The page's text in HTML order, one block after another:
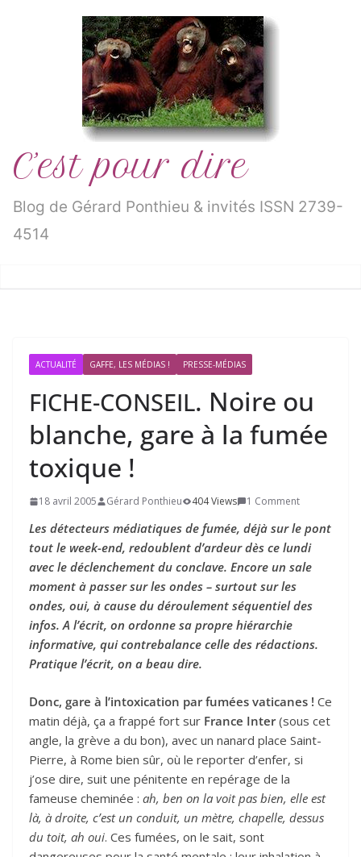
C’est pour dire
Blog de Gérard Ponthieu & invités ISSN 2739-
4514
ACTUALITÉ GAFFE, LES MÉDIAS ! PRESSE-MÉDIAS
FICHE-CONSEIL. Noire ou
blanche, gare à la fumée
toxique !
18 avril 2005 Gérard Ponthieu 404 Views 1 Comment
Les détecteurs médiatiques de fumée, déjà sur le pont
tout le week-end, redoublent d’ardeur dès ce lundi
avec le déclenchement du conclave. Encore un sale
moment à passer sur les ondes – surtout sur les
ondes, oui, à cause du déroulement séquentiel des
infos. A l’écrit, on ordonne sa propre hiérarchie
informative, qui contrebalance celle des rédactions.
Pratique l’écrit, on a beau dire.
Donc, gare à l’intoxication par fumées vaticanes ! Ce
matin déjà, ça a frappé fort sur France Inter(sous cet
angle, la grève a du bon), avec un nanard place Saint-
Pierre, à Rome bien sûr, où le reporter d’enfer, si
j’ose dire, suit une pénitente en repérage de la
fameuse cheminée : ah, ben on la voit pas bien, elle est
là, à droite, c’est un conduit, un mètre, chapelle, dessus
du toit, ah oui. Ces fumées, on le sait, sont